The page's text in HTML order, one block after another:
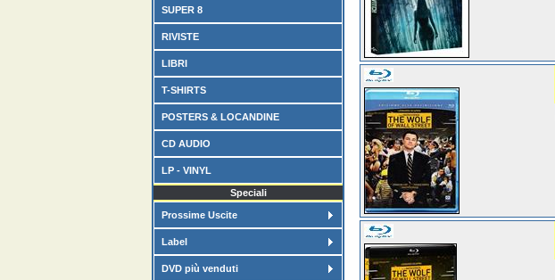
SUPER 8
RIVISTE
LIBRI
T-SHIRTS
POSTERS & LOCANDINE
CD AUDIO
LP - VINYL
Speciali
Prossime Uscite
Label
DVD più venduti